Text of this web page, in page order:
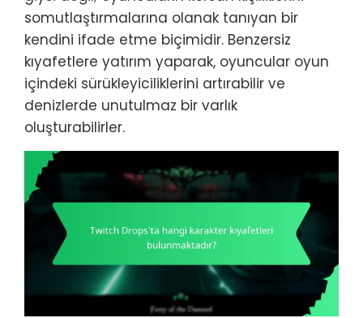
somutlaştırmalarına olanak tanıyan bir
kendini ifade etme biçimidir. Benzersiz
kıyafetlere yatırım yaparak, oyuncular oyun
içindeki sürükleyiciliklerini artırabilir ve
denizlerde unutulmaz bir varlık
oluşturabilirler.